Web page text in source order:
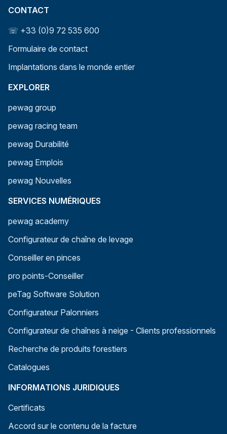
CONTACT
☏ +33 (0)9 72 535 600
Formulaire de contact
Implantations dans le monde entier
EXPLORER
pewag group
pewag racing team
pewag Durabilité
pewag Emplois
pewag Nouvelles
SERVICES NUMÉRIQUES
pewag academy
Configurateur de chaîne de levage
Conseiller en pinces
pro points-Conseiller
peTag Software Solution
Configurateur Palonniers
Configurateur de chaînes à neige - Clients professionnels
Recherche de produits forestiers
Catalogues
INFORMATIONS JURIDIQUES
Certificats
Accord sur le contenu de la facture